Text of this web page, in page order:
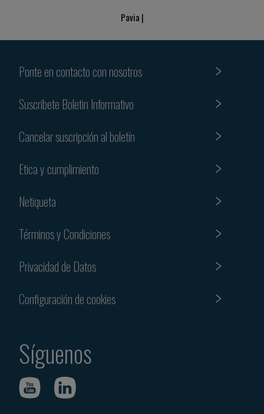
Pavia |
Ponte en contacto con nosotros
Suscribete Boletin Informativo
Cancelar suscripción al boletín
Etica y cumplimiento
Netiqueta
Términos y Condiciones
Privacidad de Datos
Configuración de cookies
Síguenos